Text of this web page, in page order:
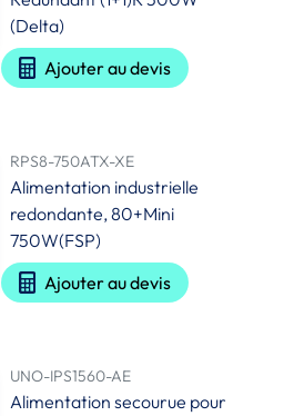
(Delta)
Ajouter au devis
RPS8-750ATX-XE
Alimentation industrielle
redondante, 80+Mini
750W(FSP)
Ajouter au devis
UNO-IPS1560-AE
Alimentation secourue pour